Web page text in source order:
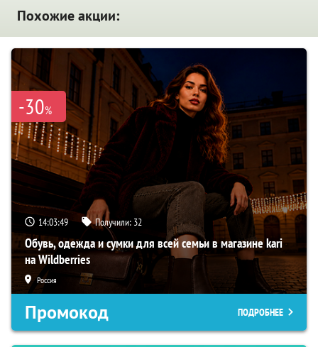
Похожие акции:
-30%
14:03:48 Получили: 32
Обувь, одежда и сумки для всей семьи в магазине kari
на Wildberries
Россия
Промокод ПОДРОБНЕЕ